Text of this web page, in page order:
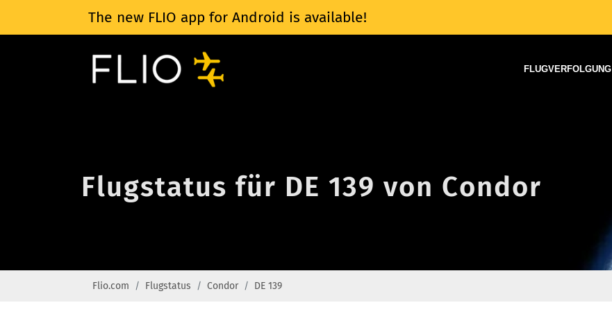
The new FLIO app for Android is available!
FLUGVERFOLGUNG
Flugstatus für DE 139 von Condor
Flio.com Flugstatus Condor DE 139